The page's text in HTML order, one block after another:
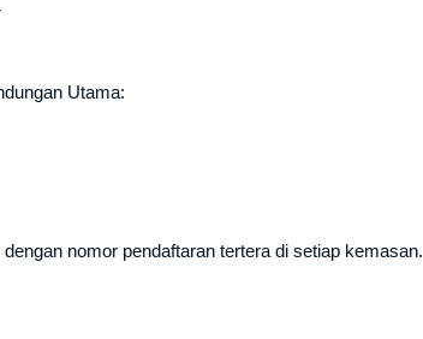
Utama:
nomor pendaftaran tertera di setiap kemasan.